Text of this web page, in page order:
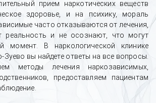
прием наркотических веществ
здоровье, и на психику, мораль
часто отказываются от лечения,
реальность и не осознают, что могут
момент. В наркологической клинике
Зуево вы найдете ответы на все вопросы.
методы лечения наркозависимых,
предоставляем пациентам